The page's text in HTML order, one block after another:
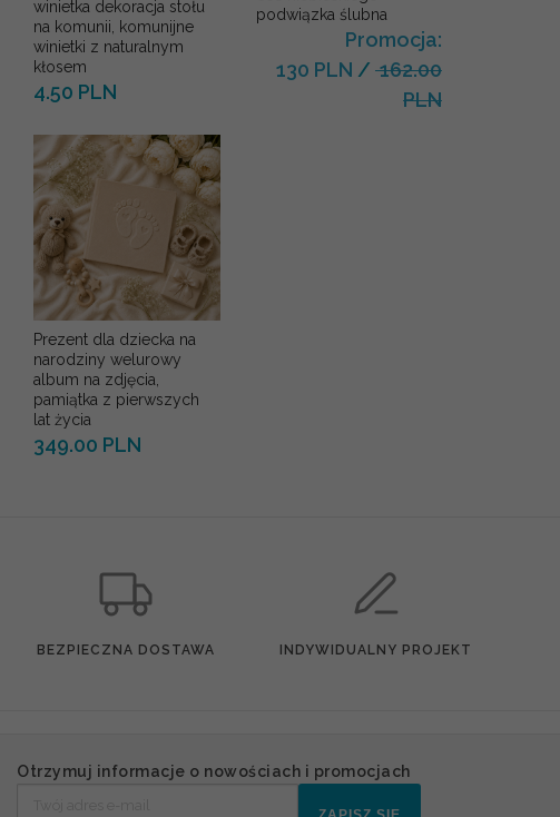
winietka dekoracja stołu
na komunii, komunijne
winietki z naturalnym
kłosem
4.50 PLN
Prezent dla dziecka na
narodziny welurowy
album na zdjęcia,
pamiątka z pierwszych
lat życia
349.00 PLN
podwiązka ślubna
Promocja:
130 PLN / 162.00
PLN
BEZPIECZNA DOSTAWA INDYWIDUALNY PROJEKT
Otrzymuj informacje o nowościach i promocjach